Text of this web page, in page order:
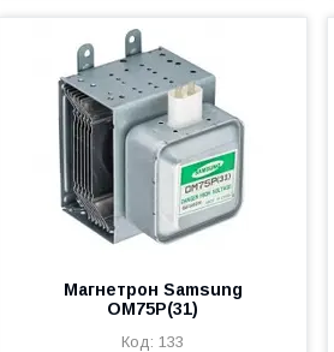
Магнетрон Samsung
OM75P(31)
133